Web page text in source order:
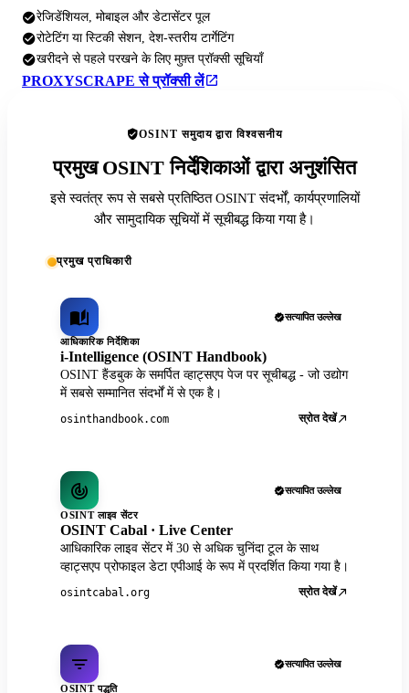
रेजिडेंशियल, मोबाइल और डेटासेंटर पूल
रोटेटिंग या स्टिकी सेशन, देश-स्तरीय टार्गेटिंग
खरीदने से पहले परखने के लिए मुफ़्त प्रॉक्सी सूचियाँ
PROXYSCRAPE से प्रॉक्सी लें
OSINT समुदाय द्वारा विश्वसनीय
प्रमुख OSINT निर्देशिकाओं द्वारा अनुशंसित
इसे स्वतंत्र रूप से सबसे प्रतिष्ठित OSINT संदर्भों, कार्यप्रणालियों
और सामुदायिक सूचियों में सूचीबद्ध किया गया है।
प्रमुख प्राधिकारी
सत्यापित उल्लेख
आधिकारिक निर्देशिका
i-Intelligence (OSINT Handbook)
OSINT हैंडबुक के समर्पित व्हाट्सएप पेज पर सूचीबद्ध - जो उद्योग
में सबसे सम्मानित संदर्भों में से एक है।
osinthandbook.com स्रोत देखें
सत्यापित उल्लेख
OSINT लाइव सेंटर
OSINT Cabal · Live Center
आधिकारिक लाइव सेंटर में 30 से अधिक चुनिंदा टूल के साथ
व्हाट्सएप प्रोफाइल डेटा एपीआई के रूप में प्रदर्शित किया गया है।
osintcabal.org स्रोत देखें
सत्यापित उल्लेख
OSINT पद्धति